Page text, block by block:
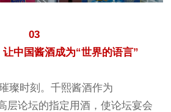
03
中国酱酒成为“世界的语言”
璨时刻。千熙酱酒作为
层论坛的指定用酒，使论坛宴会